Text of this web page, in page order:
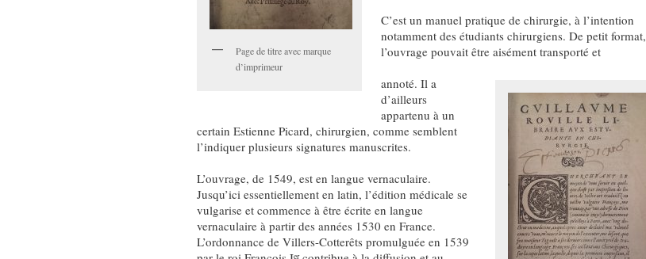
Page de titre avec marque
d’imprimeur
C’est un manuel pratique de chirurgie, à l’intention
notamment des étudiants chirurgiens. De petit format,
l’ouvrage pouvait être aisément transporté et
annoté. Il a
d’ailleurs
appartenu à un
certain Estienne Picard, chirurgien, comme semblent
l’indiquer plusieurs signatures manuscrites.
L’ouvrage, de 1549, est en langue vernaculaire.
Jusqu’ici essentiellement en latin, l’édition médicale se
vulgarise et commence à être écrite en langue
vernaculaire à partir des années 1530 en France.
L’ordonnance de Villers-Cotterêts promulguée en 1539
er